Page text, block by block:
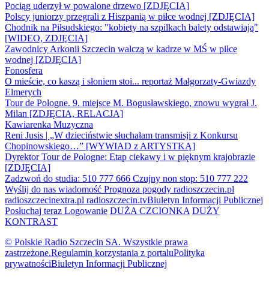
Pociąg uderzył w powalone drzewo [ZDJĘCIA]
Polscy juniorzy przegrali z Hiszpanią w piłce wodnej [ZDJĘCIA]
Chodnik na Piłsudskiego: "kobiety na szpilkach balety odstawiają"
[WIDEO, ZDJĘCIA]
Zawodnicy Arkonii Szczecin walczą w kadrze w MŚ w piłce
wodnej [ZDJĘCIA]
Fonosfera
O mieście, co kaszą i słoniem stoi... reportaż Małgorzaty-Gwiazdy
Elmerych
Tour de Pologne. 9. miejsce M. Bogusławskiego, znowu wygrał J.
Milan [ZDJĘCIA, RELACJA]
Kawiarenka Muzyczna
Reni Jusis | „W dzieciństwie słuchałam transmisji z Konkursu
Chopinowskiego…” [WYWIAD z ARTYSTKĄ]
Dyrektor Tour de Pologne: Etap ciekawy i w pięknym krajobrazie
[ZDJĘCIA]
Zadzwoń do studia: 510 777 666 Czujny non stop: 510 777 222
Wyślij do nas wiadomość Prognoza pogody radioszczecin.pl
radioszczecinextra.pl radioszczecin.tvBiuletyn Informacji Publicznej
Posłuchaj teraz Logowanie DUŻA CZCIONKA DUŻY
KONTRAST
© Polskie Radio Szczecin SA. Wszystkie prawa
zastrzeżone.Regulamin korzystania z portaluPolityka
prywatnościBiuletyn Informacji Publicznej